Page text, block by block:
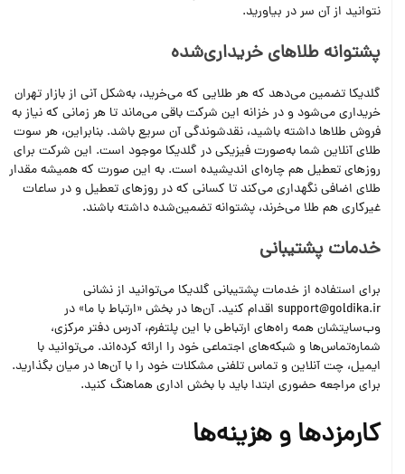
نتوانید از آن سر در بیاورید.
پشتوانه طلاهای خریداری‌شده
گلدیکا تضمین می‌دهد که هر طلایی که می‌خرید، به‌شکل آنی از بازار تهران
خریداری می‌شود و در خزانه این شرکت باقی می‌ماند تا هر زمانی که نیاز به
فروش طلاها داشته باشید، نقدشوندگی آن سریع باشد. بنابراین، هر سوت
طلای آنلاین شما به‌صورت فیزیکی در گلدیکا موجود است. این شرکت برای
روزهای تعطیل هم چاره‌ای اندیشیده است. به این صورت که همیشه مقدار
طلای اضافی نگهداری می‌کند تا کسانی که در روزهای تعطیل و در ساعات
غیرکاری هم طلا می‌خرند، پشتوانه تضمین‌شده داشته باشند.
خدمات پشتیبانی
برای استفاده از خدمات پشتیبانی گلدیکا می‌توانید از نشانی
support@goldika.ir اقدام کنید. آن‌ها در بخش «ارتباط با ما» در
وب‌سایتشان همه راه‌های ارتباطی با این پلتفرم، آدرس دفتر مرکزی،
شماره‌تماس‌ها و شبکه‌های اجتماعی خود را ارائه کرده‌اند. می‌توانید با
ایمیل، چت آنلاین و تماس تلفنی مشکلات خود را با آن‌ها در میان بگذارید.
برای مراجعه حضوری ابتدا باید با بخش اداری هماهنگ کنید.
کارمزدها و هزینه‌ها